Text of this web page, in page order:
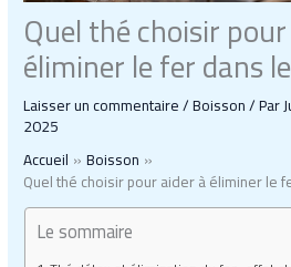
Quel thé choisir
éliminer le fer dans
Laisser un commentaire/Boisson/ Par
2025
Accueil
Boisson
Quel thé choisir pour aider à éliminer le
Le sommaire